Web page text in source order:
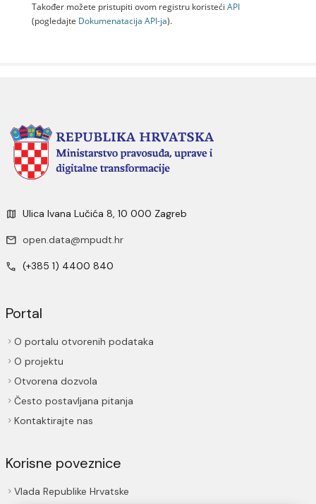
Također možete pristupiti ovom registru koristeći API
(pogledajte Dokumenаtаcijа API-jа).